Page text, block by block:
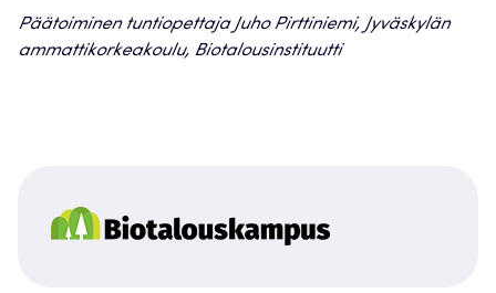
Päätoiminen tuntiopettaja Juho Pirttiniemi, Jyväskylän
ammattikorkeakoulu, Biotalousinstituutti